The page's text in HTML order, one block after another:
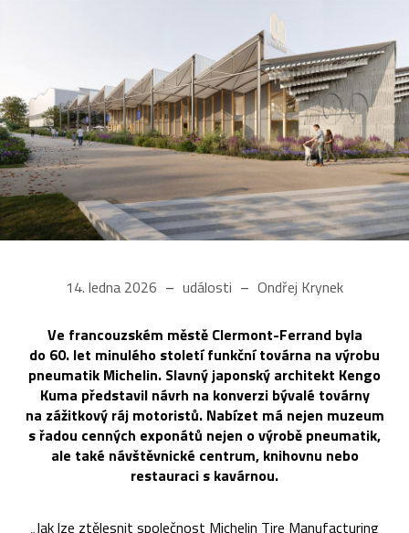
14. ledna 2026 události Ondřej Krynek
Ve francouzském městě Clermont-Ferrand byla
do 60. let minulého století funkční továrna na výrobu
pneumatik Michelin. Slavný japonský architekt Kengo
Kuma představil návrh na konverzi bývalé továrny
na zážitkový ráj motoristů. Nabízet má nejen muzeum
s řadou cenných exponátů nejen o výrobě pneumatik,
ale také návštěvnické centrum, knihovnu nebo
restauraci s kavárnou.
„Jak lze ztělesnit společnost Michelin Tire Manufacturing